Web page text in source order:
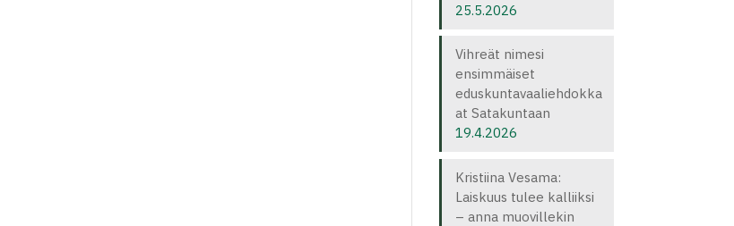
25.5.2026
Vihreät nimesi
ensimmäiset
eduskuntavaaliehdokka
at Satakuntaan
19.4.2026
Kristiina Vesama:
Laiskuus tulee kalliiksi
– anna muovillekin